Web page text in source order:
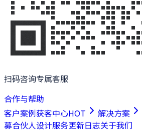
扫码咨询专属客服
合作与帮助
客户案例获客中心HOT 解决方案
募合伙人设计服务更新日志关于我们